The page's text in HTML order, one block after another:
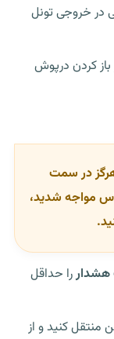
در خروجی تونل
باز کردن درپوش
در سمت
مواجه شدید،
هشداررا حداقل
منتقل کنید و از